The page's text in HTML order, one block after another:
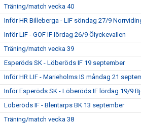
Träning/match vecka 40
Inför HR Billeberga - LIF söndag 27/9
Inför LIF - GOF IF lördag 26/9 Ölyckevallen
Träning/match vecka 39
Esperöds SK - Löberöds IF 19 september
Inför HR LIF - Marieholms IS måndag 21
Inför Esperöds SK - Löberöds IF lördag 19/9
Löberöds IF - Blentarps BK 13 september
Träning/match vecka 38